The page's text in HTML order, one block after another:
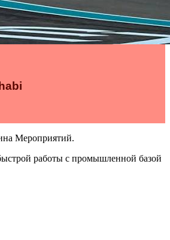
Мероприятий.
работы с промышленной базой